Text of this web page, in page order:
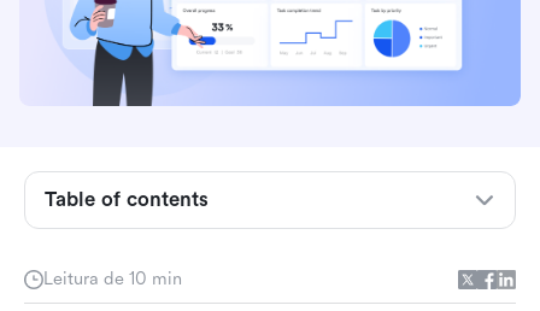
Leitura de 10 min
Table of contents
projetos
portfólio de projetos é importante